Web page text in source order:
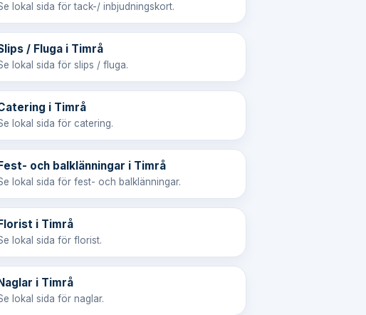
lokal sida för tack-/ inbjudningskort.
/ Fluga i Timrå
lokal sida för slips / fluga.
i Timrå
lokal sida för catering.
och balklänningar i Timrå
lokal sida för fest- och balklänningar.
i Timrå
lokal sida för florist.
i Timrå
lokal sida för naglar.